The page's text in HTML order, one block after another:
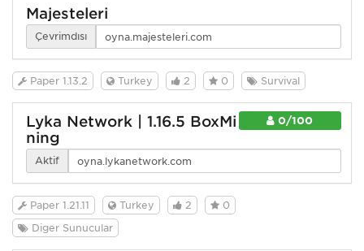
Majesteleri
Çevrimdışı
Paper 1.13.2 Turkey 2 0 Survival
0/100
Lyka Network | 1.16.5 BoxMi
ning
Aktif
Paper 1.21.11 Turkey 2
0
Diğer Sunucular